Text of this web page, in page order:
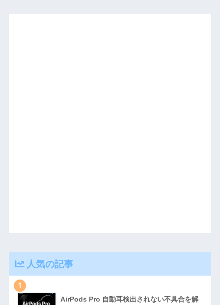
人気の記事
1
AirPods Pro 自動耳検出されない不具合を解